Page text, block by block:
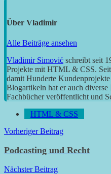
Über Vladimir
Alle Beiträge ansehen
Vladimir Simović schreibt seit
Projekte mit HTML & CSS.
damit Hunderte
Blogartikeln hat er auch
Fachbücher veröffentlicht und
HTML & CSS
Beitragsnavigation
Vorheriger Beitrag
Podcasting und Recht
Nächster Beitrag